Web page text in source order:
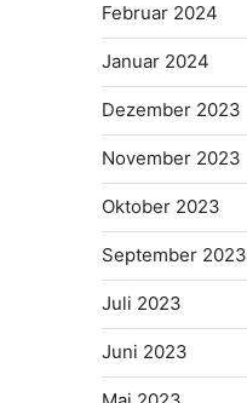
Februar 2024
Januar 2024
Dezember 2023
November 2023
Oktober 2023
September 2023
Juli 2023
Juni 2023